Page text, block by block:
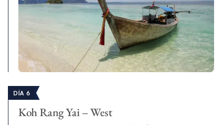
DÍA 6
Koh Rang Yai – West